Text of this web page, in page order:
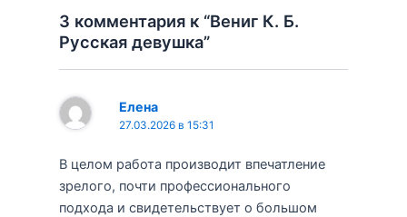
3 комментария к “Вениг К. Б.
Русская девушка”
Елена
27.03.2026 в 15:31
В целом работа производит впечатление
зрелого, почти профессионального
подхода и свидетельствует о большом